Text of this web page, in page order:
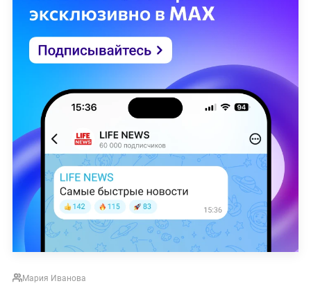
Мария Иванова